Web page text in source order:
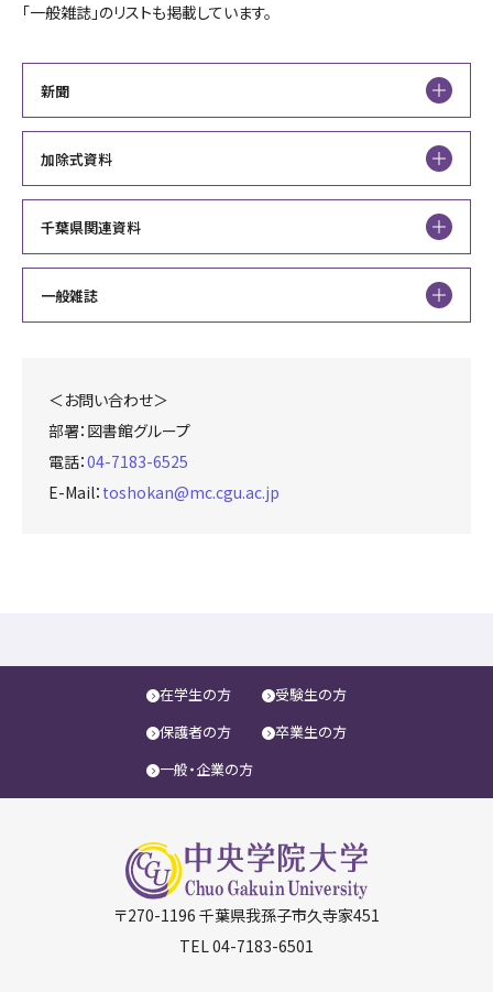
就職・進路
入試情報
「一般雑誌」のリストも掲載しています。
新聞
加除式資料
千葉県関連資料
一般雑誌
＜お問い合わせ＞
部署：図書館グループ
電話：04-7183-6525
E-Mail： toshokan@mc.cgu.ac.jp
在学生の方
受験生の方
保護者の方
卒業生の方
一般・企業の方
〒270-1196 千葉県我孫子市久寺家451
TEL04-7183-6501